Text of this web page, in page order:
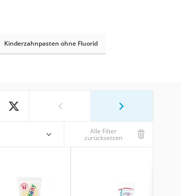
Kinderzahnpasten ohne Fluorid
Alle Filter
zurücksetzen